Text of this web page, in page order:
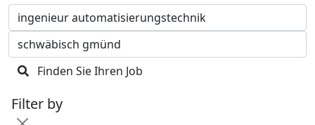
Finden Sie Ihren Job
Filter by